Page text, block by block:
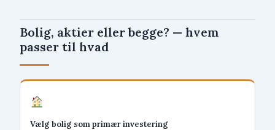
Bolig, aktier eller begge? — hvem
passer til hvad
Vælg bolig som primær investering